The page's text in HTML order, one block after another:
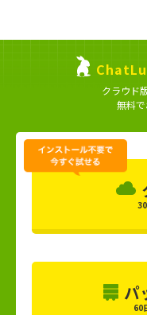
クラウド
無料で
パ
60